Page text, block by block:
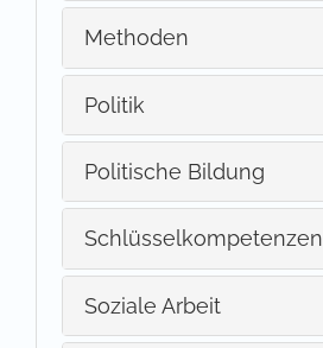
Methoden
Politik
Politische Bildung
Schlüsselkompetenzen
Soziale Arbeit